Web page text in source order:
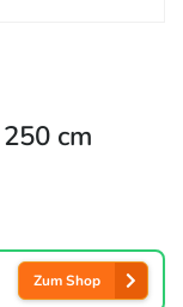
cm
Zum Shop